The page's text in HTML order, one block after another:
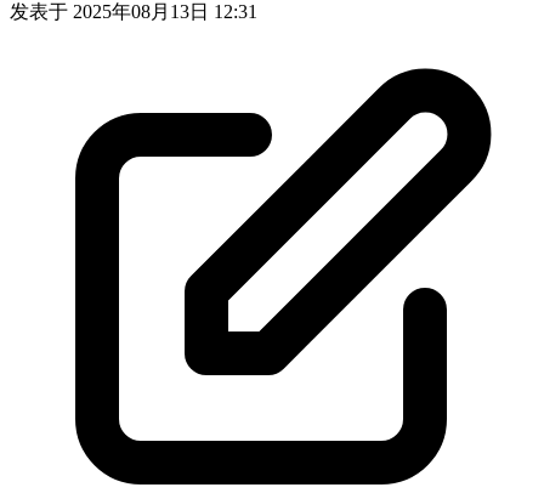
发表于 2025年08月13日 12:31